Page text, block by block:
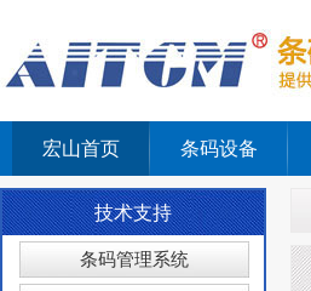
宏山首页 条码设备
技术支持
条码管理系统